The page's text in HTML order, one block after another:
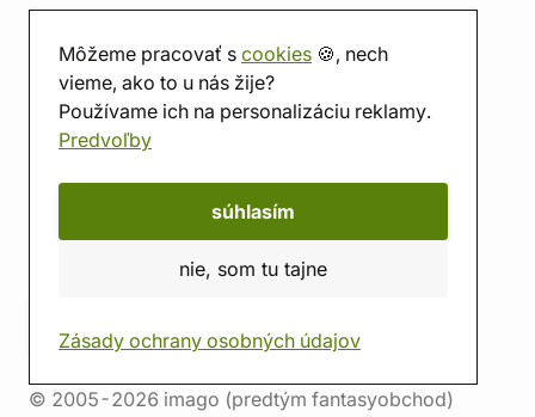
Môžeme pracovať s cookies 🍪, nech
vieme, ako to u nás žije?
Používame ich na personalizáciu reklamy.
Predvoľby
súhlasím
nie, som tu tajne
Zásady ochrany osobných údajov
Predajňa
Herňa
O nás
Hodnotenie obchodu
© 2005-2026 imago (predtým fantasyobchod)